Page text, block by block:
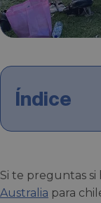
Índice
Si te preguntas si
Australia para